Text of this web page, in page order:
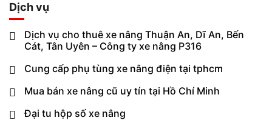
Dịch vụ
Dịch vụ cho thuê xe nâng Thuận An, Dĩ An, Bến
Cát, Tân Uyên – Công ty xe nâng P316
Cung cấp phụ tùng xe nâng điện tại tphcm
Mua bán xe nâng cũ uy tín tại Hồ Chí Minh
Đại tu hộp số xe nâng